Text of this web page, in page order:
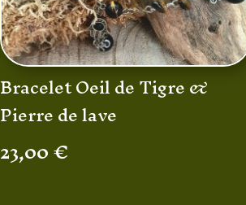
Bracelet Oeil de Tigre &
Pierre de lave
23,00€